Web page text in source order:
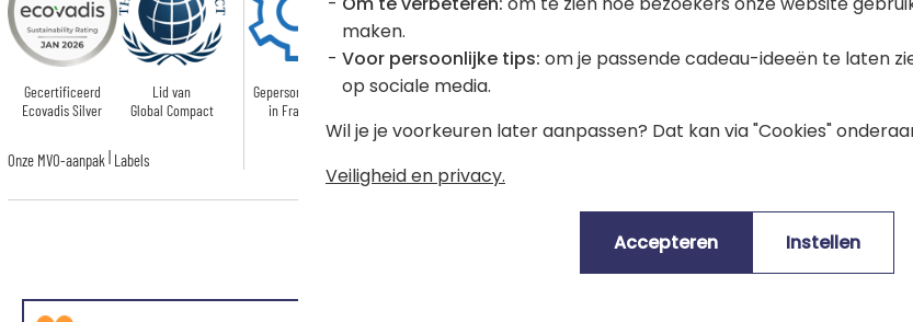
Gecertificeerd
Ecovadis Silver
Lid van
Global Compact
Onze MVO-aanpak Labels
Gepersonaliseerd
in Frankrijk
Gecertificeerd
Gemiddelde klantenwaardering:
(5.00/5)
maken.
Voor persoonlijke tips: om je passende cadeau-ideeën te laten
op sociale media.
Wil je je voorkeuren later aanpassen? Dat kan via "Cookies"
Veiligheid en privacy.
Accepteren Instellen